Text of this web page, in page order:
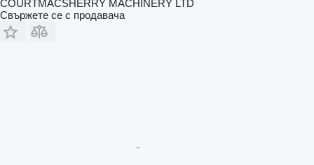
COURTMACSHERRY MACHINERY LTD
Свържете се с продавача